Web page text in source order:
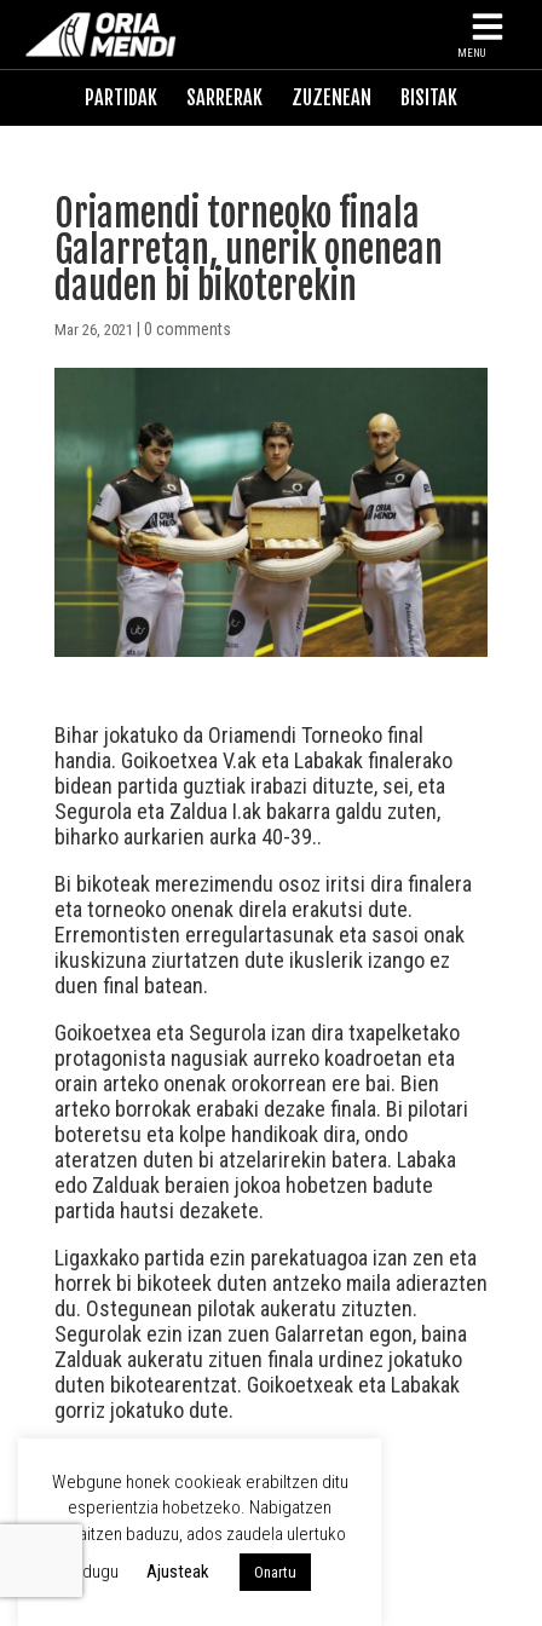
MENU
PARTIDAK SARRERAK ZUZENEAN BISITAK
Oriamendi torneoko finala
Galarretan, unerik onenean
dauden bi bikoterekin
Mar 26, 2021 0 comments
Bihar jokatuko da Oriamendi Torneoko final
handia. Goikoetxea V.ak eta Labakak finalerako
bidean partida guztiak irabazi dituzte, sei, eta
Segurola eta Zaldua I.ak bakarra galdu zuten,
biharko aurkarien aurka 40-39..
Bi bikoteak merezimendu osoz iritsi dira finalera
eta torneoko onenak direla erakutsi dute.
Erremontisten erregulartasunak eta sasoi onak
ikuskizuna ziurtatzen dute ikuslerik izango ez
duen final batean.
Goikoetxea eta Segurola izan dira txapelketako
protagonista nagusiak aurreko koadroetan eta
orain arteko onenak orokorrean ere bai. Bien
arteko borrokak erabaki dezake finala. Bi pilotari
boteretsu eta kolpe handikoak dira, ondo
ateratzen duten bi atzelarirekin batera. Labaka
edo Zalduak beraien jokoa hobetzen badute
partida hautsi dezakete.
Ligaxkako partida ezin parekatuagoa izan zen eta
horrek bi bikoteek duten antzeko maila adierazten
du. Ostegunean pilotak aukeratu zituzten.
Segurolak ezin izan zuen Galarretan egon, baina
Zalduak aukeratu zituen finala urdinez jokatuko
duten bikotearentzat. Goikoetxeak eta Labakak
gorriz jokatuko dute.
WPML
EUS
Webgune honek cookieak erabiltzen ditu
esperientzia hobetzeko. Nabigatzen
jarraitzen baduzu, ados zaudela ulertuko
dugu
Ajusteak Onartu